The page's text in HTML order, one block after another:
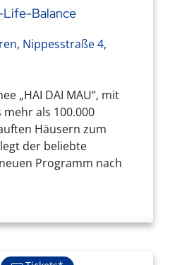
Life-Balance
Nippesstraße 4,
„HAI DAI MAU“, mit
als 100.000
Häusern zum
der beliebte
Programm nach